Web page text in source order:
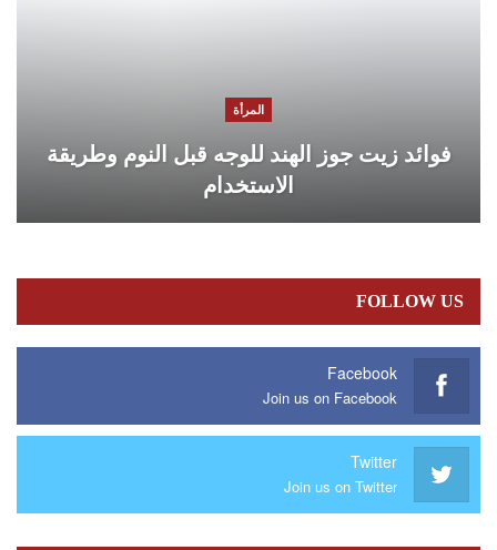
المرأة
فوائد زيت جوز الهند للوجه قبل النوم وطريقة
الاستخدام
FOLLOW US
Facebook
Join us on Facebook
Twitter
Join us on Twitter